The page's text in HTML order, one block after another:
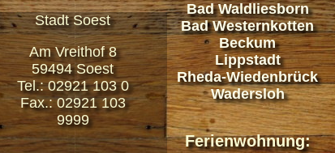
Stadt Soest
Am Vreithof 8
59494 Soest
Tel.: 02921 103 0
Fax.: 02921 103
9999
Bad Waldliesborn
Bad Westernkotten
Beckum
Lippstadt
Rheda-Wiedenbrück
Wadersloh
Ferienwohnung: